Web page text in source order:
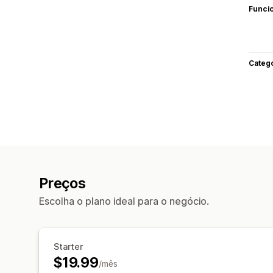
Preços
Escolha o plano ideal para o negócio.
Starter
$19.99/mês